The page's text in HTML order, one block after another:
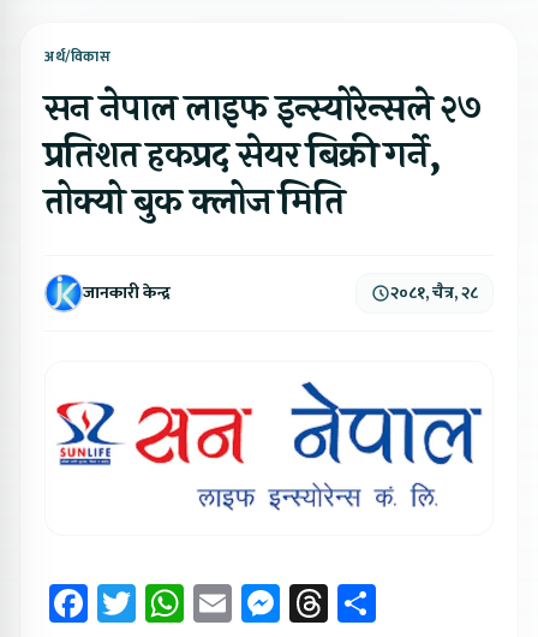
अर्थ/विकास
सन नेपाल लाइफ इन्स्योरेन्सले २७
प्रतिशत हकप्रद सेयर बिक्री गर्ने,
तोक्यो बुक क्लोज मिति
जानकारी केन्द्र २०८१, चैत्र, २८
Facebook
Twitter
WhatsApp
EmailMessenger
Threads